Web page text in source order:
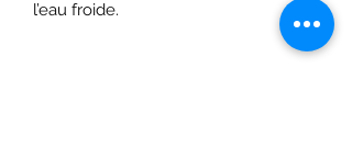
l’eau froide.